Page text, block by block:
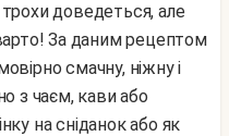
доведеться, але
За даним рецептом
смачну, ніжну і
з чаєм, кави або
на сніданок або як